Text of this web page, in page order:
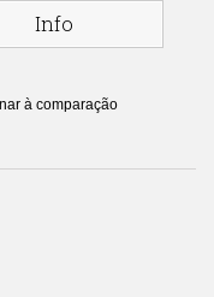
Info
à comparação